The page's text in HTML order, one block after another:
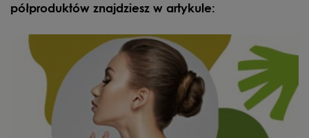
półproduktów znajdziesz w artykule: